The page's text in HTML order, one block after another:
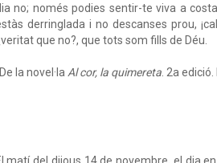
no; només podies sentir-te viva a
derringlada i no descanses prou,
que no?, que tots som fills de Déu.
la novel·la Al cor, la quimereta. 2a edició.
matí del dijous 14 de novembre, el dia